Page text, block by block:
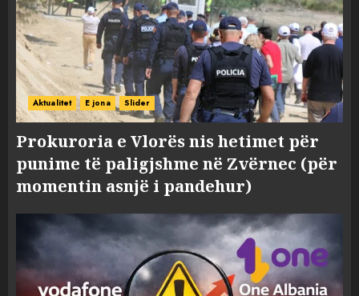
Aktualitet E jona Slider
Prokuroria e Vlorës nis hetimet për
punime të paligjshme në Zvërnec (për
momentin asnjë i pandehur)